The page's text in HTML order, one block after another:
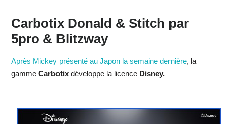
Carbotix Donald & Stitch par
5pro & Blitzway
Après Mickey présenté au Japon la semaine dernière, la
gamme Carbotixdéveloppe la licence Disney.